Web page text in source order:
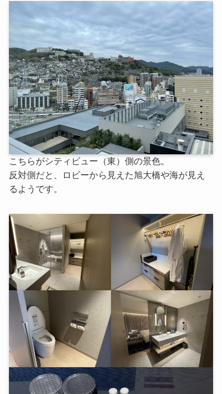
こちらがシティビュー（東）側の景色。
反対側だと、ロビーから見えた旭大橋や海が見え
るようです。